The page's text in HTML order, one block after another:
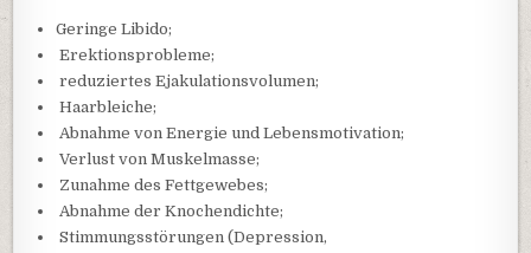
Geringe Libido;
Erektionsprobleme;
reduziertes Ejakulationsvolumen;
Haarbleiche;
Abnahme von Energie und Lebensmotivation;
Verlust von Muskelmasse;
Zunahme des Fettgewebes;
Abnahme der Knochendichte;
Stimmungsstörungen (Depression,